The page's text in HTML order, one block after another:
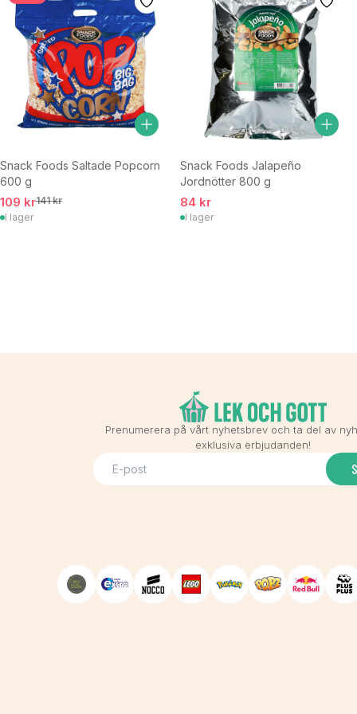
Snack Foods Saltade Popcorn
600 g
109 kr141 kr
I lager
Snack Foods Jalapeño
Jordnötter 800 g
84 kr
I lager
Prenumerera på vårt nyhetsbrev och ta del av
exklusiva erbjudanden!